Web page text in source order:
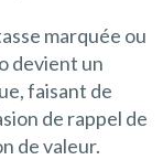
marquée ou
devient un
faisant de
de rappel de
de valeur.